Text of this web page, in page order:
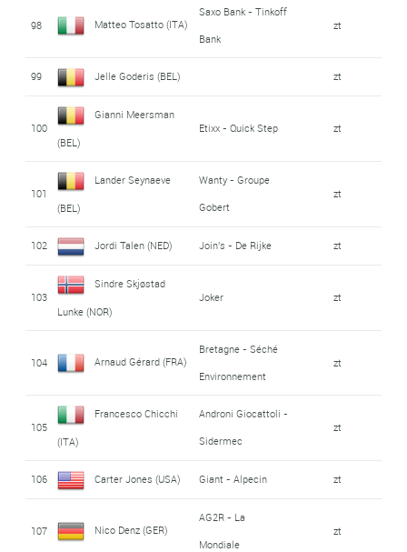
98 Matteo Tosatto (ITA)
Saxo Bank - Tinkoff
Bank
zt
99 Jelle Goderis (BEL) zt
100
Gianni Meersman
(BEL)
Etixx - Quick Step zt
101
Lander Seynaeve
(BEL)
Wanty - Groupe
Gobert
zt
102 Jordi Talen (NED) Join's - De Rijke zt
103
Sindre Skjøstad
Lunke (NOR)
Joker zt
104 Arnaud Gérard (FRA)
Bretagne - Séché
Environnement
zt
105
Francesco Chicchi
(ITA)
Androni Giocattoli -
Sidermec
zt
106 Carter Jones (USA) Giant - Alpecin zt
107 Nico Denz (GER)
AG2R - La
Mondiale
zt